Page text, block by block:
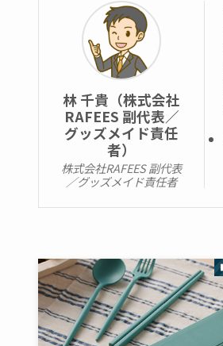
林 千貴（株式会社
RAFEES 副代表／
グッズメイド責任
者）
株式会社RAFEES 副代表
／グッズメイド責任者